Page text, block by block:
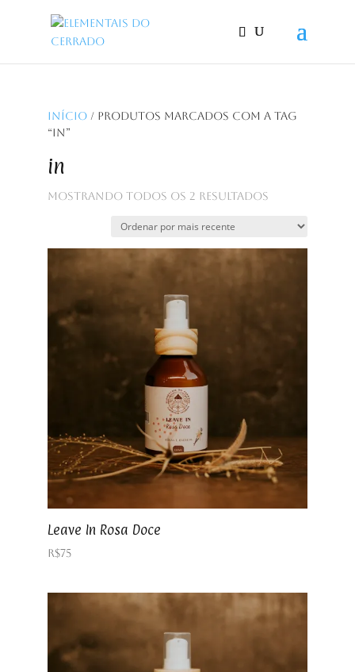
Início/ Produtos marcados com a tag
“in”
in
Mostrando todos os 2 resultadosClassificado
Leave In Rosa Doce
R$75